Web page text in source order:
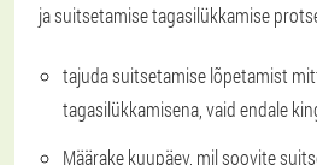
ja suitsetamise tagasilükkamise
tajuda suitsetamise lõpetamist
tagasilükkamisena, vaid endale
Määrake kuupäev, mil soovite